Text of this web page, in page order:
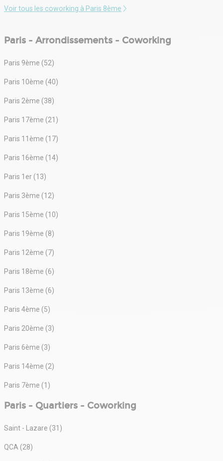
Voir tous les coworking à Paris 8ème
Paris - Arrondissements - Coworking
Paris 9ème (52)
Paris 10ème (40)
Paris 2ème (38)
Paris 17ème (21)
Paris 11ème (17)
Paris 16ème (14)
Paris 1er (13)
Paris 3ème (12)
Paris 15ème (10)
Paris 19ème (8)
Paris 12ème (7)
Paris 18ème (6)
Paris 13ème (6)
Paris 4ème (5)
Paris 20ème (3)
Paris 6ème (3)
Paris 14ème (2)
Paris 7ème (1)
Paris - Quartiers - Coworking
Saint - Lazare (31)
QCA (28)